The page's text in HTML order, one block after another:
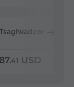
87.41 USD